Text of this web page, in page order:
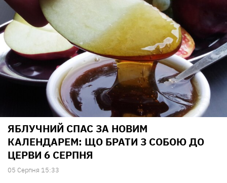
ЯБЛУЧНИЙ СПАС ЗА НОВИМ
КАЛЕНДАРЕМ: ЩО БРАТИ З СОБОЮ ДО
ЦЕРВИ 6 СЕРПНЯ
05 Серпня 15:33